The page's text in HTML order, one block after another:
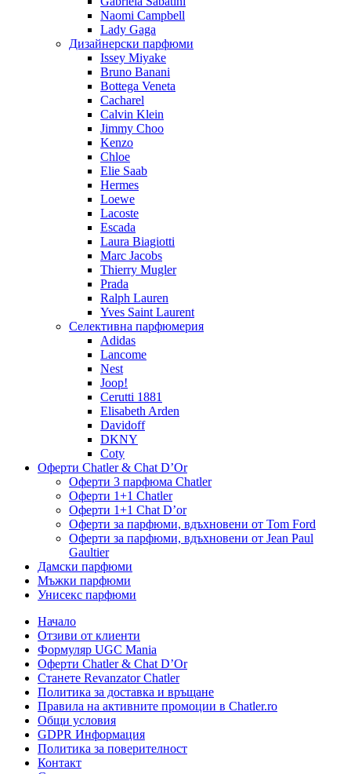
Naomi Campbell
Lady Gaga
Дизайнерски парфюми
Issey Miyake
Bruno Banani
Bottega Veneta
Cacharel
Calvin Klein
Jimmy Choo
Kenzo
Chloe
Elie Saab
Hermes
Loewe
Lacoste
Escada
Laura Biagiotti
Marc Jacobs
Thierry Mugler
Prada
Ralph Lauren
Yves Saint Laurent
Селективна парфюмерия
Adidas
Lancome
Nest
Joop!
Cerutti 1881
Elisabeth Arden
Davidoff
DKNY
Coty
Оферти Chatler & Chat D’Or
Оферти 3 парфюма Chatler
Оферти 1+1 Chatler
Оферти 1+1 Chat D’or
Оферти за парфюми, вдъхновени от Tom Ford
Оферти за парфюми, вдъхновени от Jean Paul
Gaultier
Дамски парфюми
Мъжки парфюми
Унисекс парфюми
Начало
Отзиви от клиенти
Формуляр UGC Mania
Оферти Chatler & Chat D’Or
Станете Revanzator Chatler
Политика за доставка и връщане
Правила на активните промоции в Chatler.ro
Общи условия
GDPR Информация
Политика за поверителност
Контакт